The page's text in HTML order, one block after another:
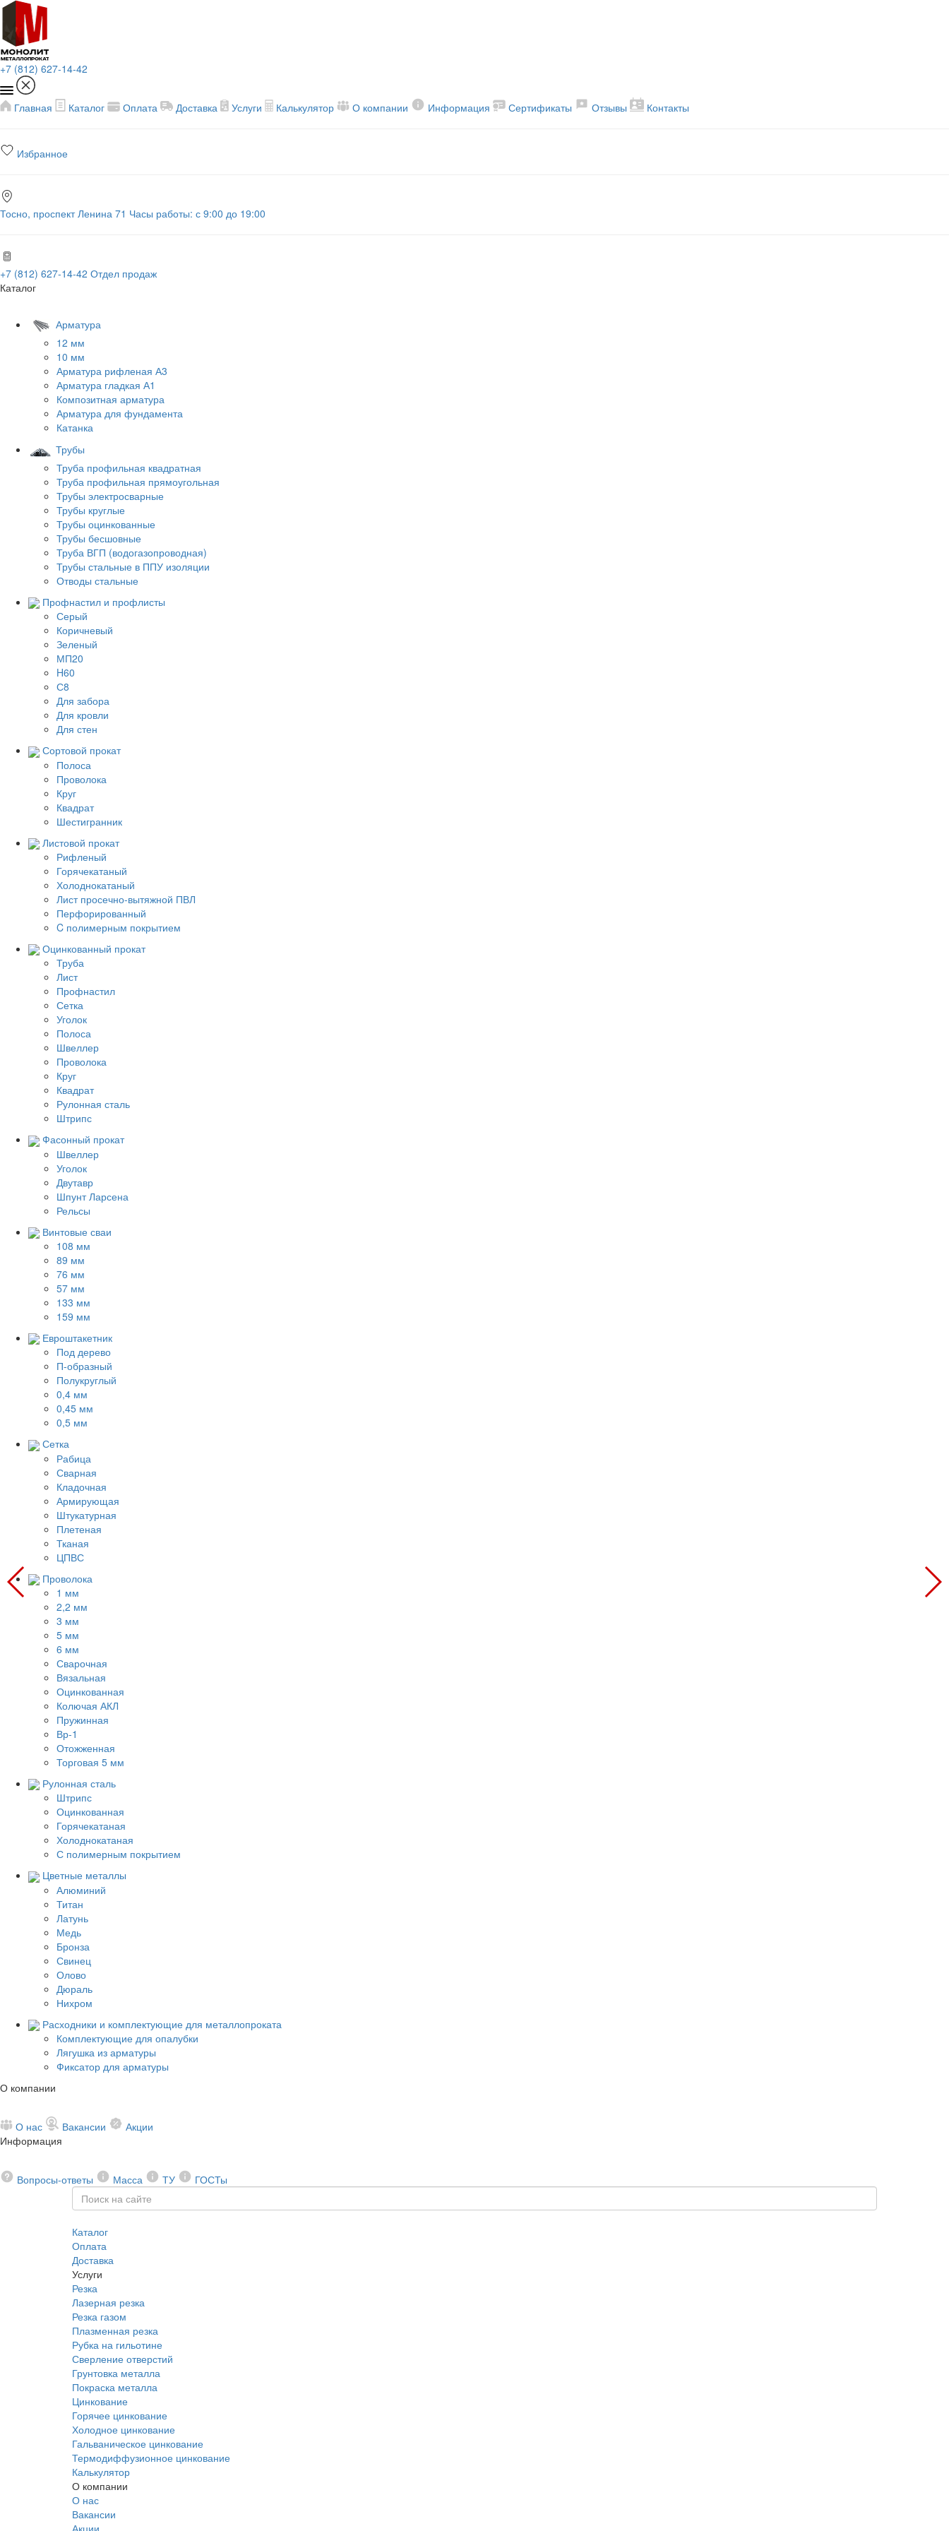
+7 (812) 627-14-42
Главная Каталог Оплата Доставка Услуги Калькулятор О компании Информация Сертификаты Отзывы Контакты
Избранное
Тосно, проспект Ленина 71 Часы работы: с 9:00 до 19:00
+7 (812) 627-14-42 Отдел продаж
Каталог
Арматура
12 мм
10 мм
Арматура рифленая А3
Арматура гладкая А1
Композитная арматура
Арматура для фундамента
Катанка
Трубы
Труба профильная квадратная
Труба профильная прямоугольная
Трубы электросварные
Трубы круглые
Трубы оцинкованные
Трубы бесшовные
Труба ВГП (водогазопроводная)
Трубы стальные в ППУ изоляции
Отводы стальные
Профнастил и профлисты
Серый
Коричневый
Зеленый
МП20
H60
С8
Для забора
Для кровли
Для стен
Сортовой прокат
Полоса
Проволока
Круг
Квадрат
Шестигранник
Листовой прокат
Рифленый
Горячекатаный
Холоднокатаный
Лист просечно-вытяжной ПВЛ
Перфорированный
C полимерным покрытием
Оцинкованный прокат
Труба
Лист
Профнастил
Сетка
Уголок
Полоса
Швеллер
Проволока
Круг
Квадрат
Рулонная сталь
Штрипс
Фасонный прокат
Швеллер
Уголок
Двутавр
Шпунт Ларсена
Рельсы
Винтовые сваи
108 мм
89 мм
76 мм
57 мм
133 мм
159 мм
Евроштакетник
Под дерево
П-образный
Полукруглый
0,4 мм
0,45 мм
0,5 мм
Сетка
Рабица
Сварная
Кладочная
Армирующая
Штукатурная
Плетеная
Тканая
ЦПВС
Проволока
1 мм
2,2 мм
3 мм
5 мм
6 мм
Сварочная
Вязальная
Оцинкованная
Колючая АКЛ
Пружинная
Вр-1
Отожженная
Торговая 5 мм
Рулонная сталь
Штрипс
Оцинкованная
Горячекатаная
Холоднокатаная
С полимерным покрытием
Цветные металлы
Алюминий
Титан
Латунь
Медь
Бронза
Свинец
Олово
Дюраль
Нихром
Расходники и комплектующие для металлопроката
Комплектующие для опалубки
Лягушка из арматуры
Фиксатор для арматуры
О компании
О нас Вакансии
Акции
Информация
Вопросы-ответы Масса ТУ ГОСТы
Каталог
Оплата
Доставка
Услуги
Резка
Лазерная резка
Резка газом
Плазменная резка
Рубка на гильотине
Сверление отверстий
Грунтовка металла
Покраска металла
Цинкование
Горячее цинкование
Холодное цинкование
Гальваническое цинкование
Термодиффузионное цинкование
Калькулятор
О компании
О нас
Вакансии
Акции